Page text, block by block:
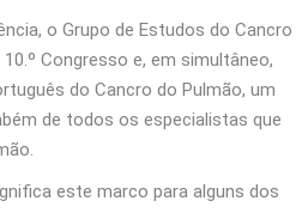
o Grupo de Estudos do Cancro
Congresso e, em simultâneo,
do Cancro do Pulmão, um
de todos os especialistas que
este marco para alguns dos